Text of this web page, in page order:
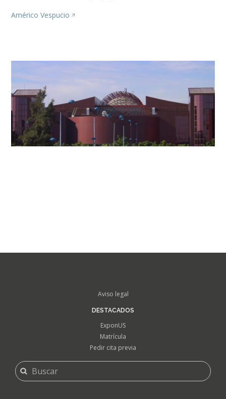
Américo Vespucio
Image
Aviso legal
DESTACADOS
ExponUS
Matrícula
Pedir cita previa
FORMULARIO
DE
BÚSQUEDA
Buscar